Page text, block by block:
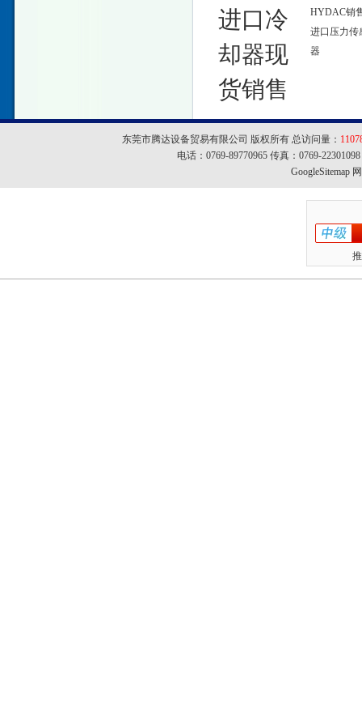
进口冷
却器现
货销售
HYDAC销
进口压力传
器
东莞市腾达设备贸易有限公司 版权所有 总访问量：
电话：0769-89770965 传真：0769-
GoogleSitemap网